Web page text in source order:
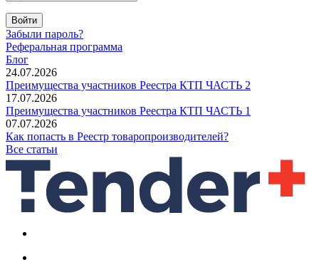
Войти
Забыли пароль?
Реферальная программа
Блог
24.07.2026
Преимущества участников Реестра КТП ЧАСТЬ 2
17.07.2026
Преимущества участников Реестра КТП ЧАСТЬ 1
07.07.2026
Как попасть в Реестр товаропроизводителей?
Все статьи